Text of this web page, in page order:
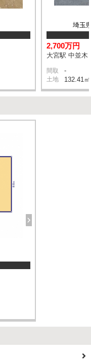
埼玉
2,700万円
大宮駅 中並木
間取 -
土地 132.41㎡